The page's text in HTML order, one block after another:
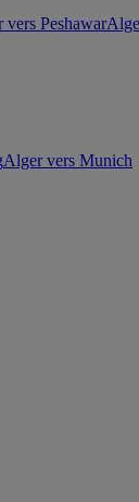
vers Peshawar
Alger vers Munich